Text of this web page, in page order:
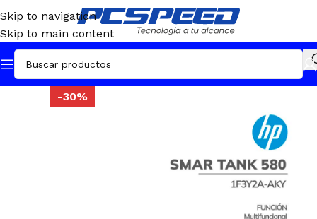
Skip to navigation
Skip to main content
-30%